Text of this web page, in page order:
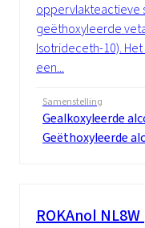
oppervlakteactieve
geëthoxyleerde
Isotrideceth-10).
een...
Samenstelling
Gealkoxyleerde
Geëthoxyleerde
ROKAnol